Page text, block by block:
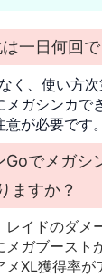
一日何回で
く、使い方
メガシンカで
が必要です。
Goでメガシ
ますか？
レイドのダメ
メガブースト
メXL獲得率が